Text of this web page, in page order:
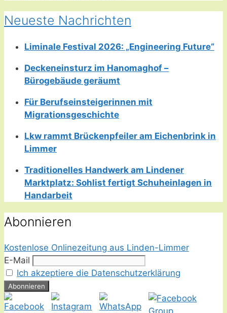
Neueste Nachrichten
Liminale Festival 2026: „Engineering Future“
Deckeneinsturz im Hanomaghof –
Bürogebäude geräumt
Für Berufseinsteigerinnen mit
Migrationsgeschichte
Lkw rammt Brückenpfeiler am Eichenbrink in
Limmer
Traditionelles Handwerk am Lindener
Marktplatz: Sohlist fertigt Schuheinlagen in
Handarbeit
Abonnieren
Kostenlose Onlinezeitung aus Linden-Limmer
E-Mail
Ich akzeptiere die Datenschutzerklärung